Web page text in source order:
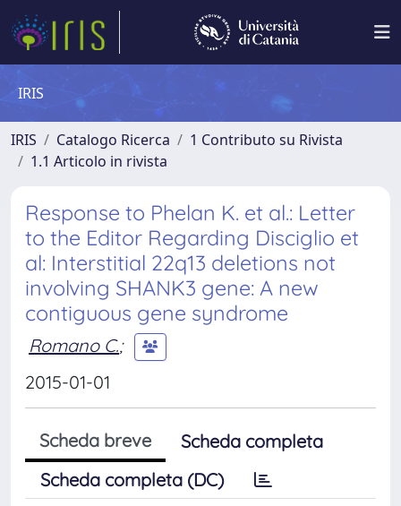
IRIS
IRIS Catalogo Ricerca
1 Contributo su Rivista
1.1 Articolo in rivista
Response to Phelan K. et al.: Letter
to the Editor Regarding Disciglio et
al: Interstitial 22q13 deletions not
involving SHANK3 gene: A new
contiguous gene syndrome
Romano C.;
2015-01-01
Scheda breve
Scheda completa
Scheda completa (DC)